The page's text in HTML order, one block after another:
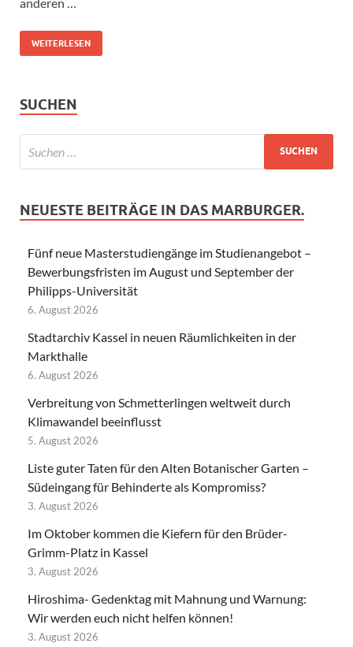
WEITERLESEN
SUCHEN
NEUESTE BEITRÄGE IN DAS MARBURGER.
Fünf neue Masterstudiengänge im Studienangebot –
Bewerbungsfristen im August und September der
Philipps-Universität
6. August 2026
Stadtarchiv Kassel in neuen Räumlichkeiten in der
Markthalle
6. August 2026
Verbreitung von Schmetterlingen weltweit durch
Klimawandel beeinflusst
5. August 2026
Liste guter Taten für den Alten Botanischer Garten –
Südeingang für Behinderte als Kompromiss?
3. August 2026
Im Oktober kommen die Kiefern für den Brüder-
Grimm-Platz in Kassel
3. August 2026
Hiroshima- Gedenktag mit Mahnung und Warnung:
Wir werden euch nicht helfen können!
3. August 2026